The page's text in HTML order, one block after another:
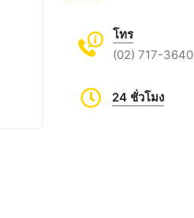
โทร
(02) 717-3640
24 ชั่วโมง